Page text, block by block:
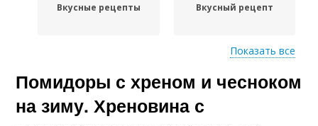
Вкусные рецепты Вкусный рецепт
Рецепт без варки Пошаговые рецепты
Показать все
Помидоры с хреном и чесноком
на зиму. Хреновина с